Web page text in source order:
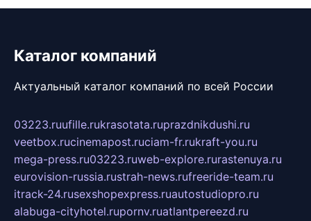
Каталог компаний
Актуальный каталог компаний по всей России
03223.ruufille.rukrasotata.ruprazdnikdushi.ru
veetbox.rucinemapost.ruciam-fr.rukraft-you.ru
mega-press.ru03223.ruweb-explore.rurastenuya.ru
eurovision-russia.rustrah-news.rufreeride-team.ru
itrack-24.rusexshopexpress.ruautostudiopro.ru
alabuga-cityhotel.rupornv.ruatlantpereezd.ru